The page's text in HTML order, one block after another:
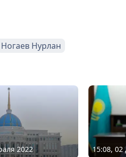
Ногаев Нурлан
2022 15:08, 02